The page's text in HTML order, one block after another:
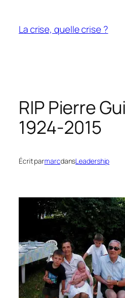
contenu
La crise, quelle crise ?
RIP Pierre
1924-2015
Écrit parmarcdansLeadership